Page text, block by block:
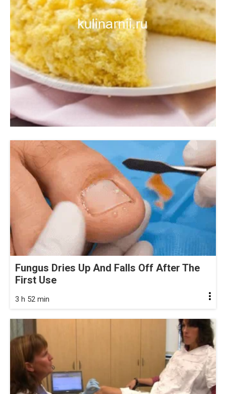
Fungus Dries Up And Falls Off After The
First Use
3 h 52 min